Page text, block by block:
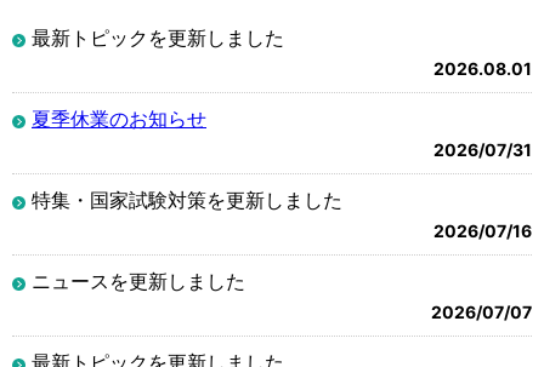
最新トピックを更新しました
2026.08.01
夏季休業のお知らせ
2026/07/31
特集・国家試験対策を更新しました
2026/07/16
ニュースを更新しました
2026/07/07